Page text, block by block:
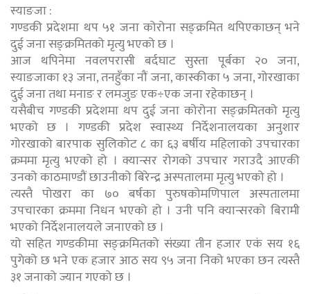
स्याङजा :
गण्डकी प्रदेशमा थप ५१ जना कोरोना सङ्क्रमित थपिएकाछन् भने
दुई जना सङ्क्रमितको मृत्यु भएको छ ।
आज थपिनेमा नवलपरासी बर्दघाट सुस्ता पूर्बका २० जना,
स्याङजाका १३ जना, तनहुँका नौं जना, कास्कीका ५ जना, गोरखाका
दुई जना तथा मनाङ र लमजुङ एक÷एक जना रहेकाछन् ।
यसैबीच गण्डकी प्रदेशमा थप दुई जना कोरोना सङ्क्रमितको मृत्यु
भएको छ । गण्डकी प्रदेश स्वास्थ्य निर्देशनालयका अनुशार
गोरखाको बारपाक सुलिकोट ८ का ६३ बर्षीय महिलाको उपचारका
क्रममा मृत्यु भएको हो । क्यान्सर रोगको उपचार गराउदै आएकी
उनको काठमाण्डौं छाउनीको बिरेन्द्र अस्पतालमा मृत्यु भएको हो ।
त्यस्तै पोखरा का ७० बर्षका पुरुषकोमणिपाल अस्पतालमा
उपचारका क्रममा निधन भएको हो । उनी पनि क्यान्सरको बिरामी
भएको निर्देशनालयले जनाएको छ ।
यो सहित गण्डकीमा सङ्क्रमितको संख्या तीन हजार एकं सय १६
पुगेको छ भने एक हजार आठ सय ९५ जना निको भएका छन त्यस्तै
३१ जनाको ज्यान गएको छ ।